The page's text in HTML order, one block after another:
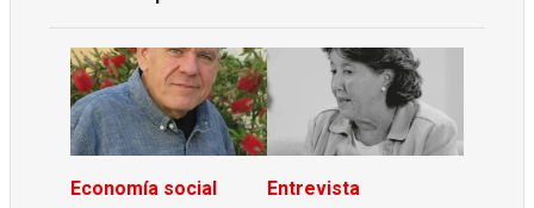
Economía social Entrevista